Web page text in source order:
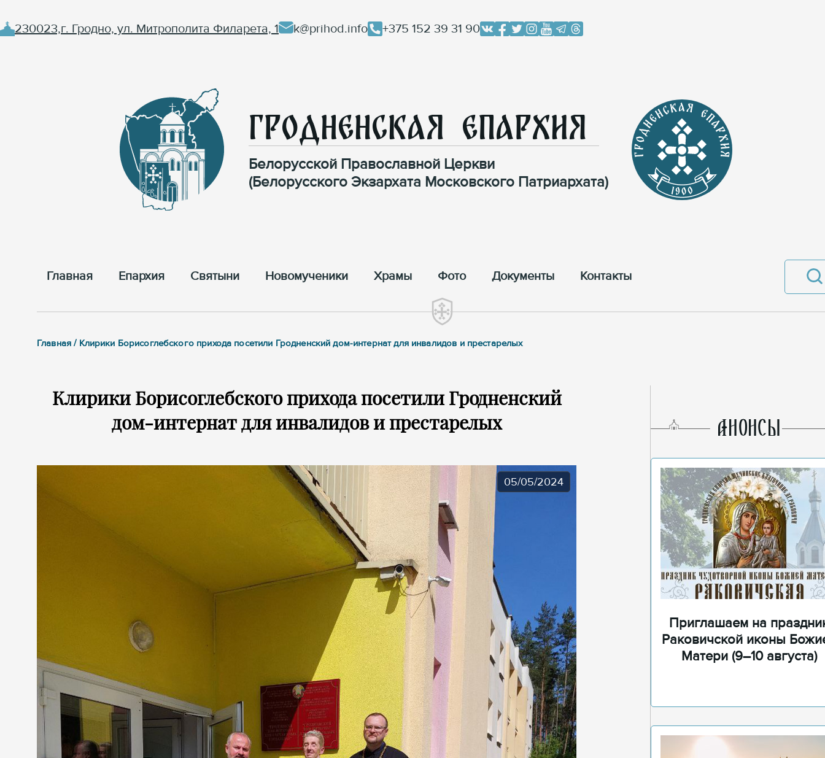
230023,г. Гродно, ул. Митрополита Филарета, 1 k@prihod.info +375 152 39 31 90
Гродненская Епархия
Белорусской Православной Церкви
(Белорусского Экзархата Московского Патриархата)
Главная Епархия Cвятыни Новомученики Храмы Фото Документы Контакты
Главная / Клирики Борисоглебского прихода посетили Гродненский дом-интернат для инвалидов и престарелых
Клирики Борисоглебского прихода посетили Гродненский
дом-интернат для инвалидов и престарелых
05/05/2024
AНОНСЫ
Приглашаем на
Раковичской иконы
Матери (9–10 августа)